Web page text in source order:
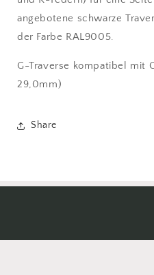
angebotene schwarze
der Farbe RAL9005.
G-Traverse kompatibel mit
29,0mm)
Share